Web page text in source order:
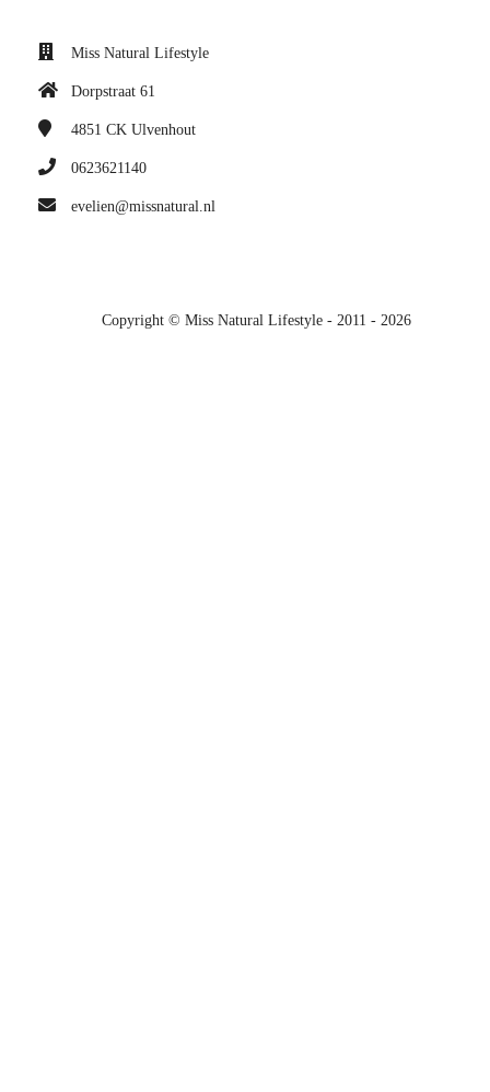
Miss Natural Lifestyle
Dorpstraat 61
4851 CK Ulvenhout
0623621140
evelien@missnatural.nl
Copyright © Miss Natural Lifestyle - 2011 - 2026